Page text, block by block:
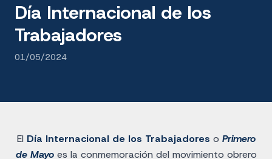
Día Internacional de los
Trabajadores
01/05/2024
El Día Internacional de los Trabajadores o Primero
de Mayoes la conmemoración del movimiento obrero